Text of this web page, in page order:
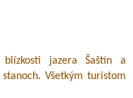
jazera Šaštín a
Všetkým turistom